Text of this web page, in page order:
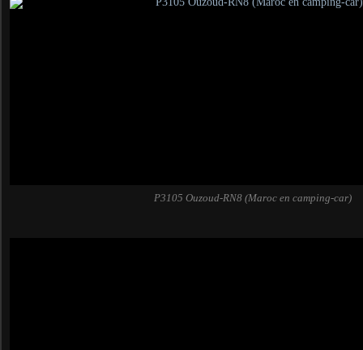
P3105 Ouzoud-RN8 (Maroc en camping-car)